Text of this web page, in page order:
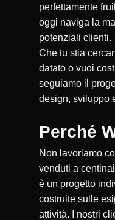
perfettamente
oggi naviga la
potenziali clienti.
Che tu stia
datato o vuoi
seguiamo il
design, sviluppo
Perché
Non lavoriamo
venduti a
è un progetto
costruite sulle
attività. I nostri